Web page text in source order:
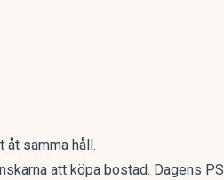
åt samma håll.
att köpa bostad. Dagens PS